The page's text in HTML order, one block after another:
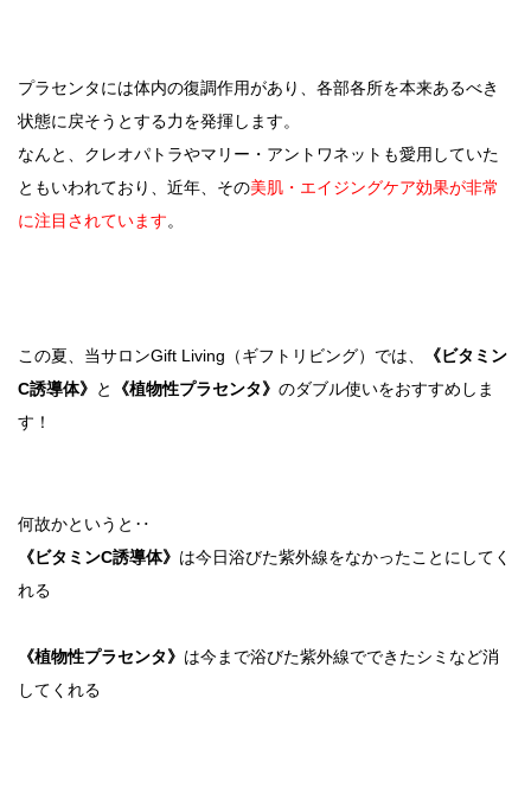
プラセンタには体内の復調作用があり、各部各所を本来あるべき
状態に戻そうとする力を発揮します。
なんと、クレオパトラやマリー・アントワネットも愛用していた
ともいわれており、近年、その美肌・エイジングケア効果が非常
に注目されています。
この夏、当サロンGift Living（ギフトリビング）では、
《ビタミン
C誘導体》 と 《植物性プラセンタ》 のダブル使いをおすすめしま
す！
何故かというと‥
《ビタミンC誘導体》 は今日浴びた紫外線をなかったことにしてく
れる
《植物性プラセンタ》 は今まで浴びた紫外線でできたシミなど消
してくれる